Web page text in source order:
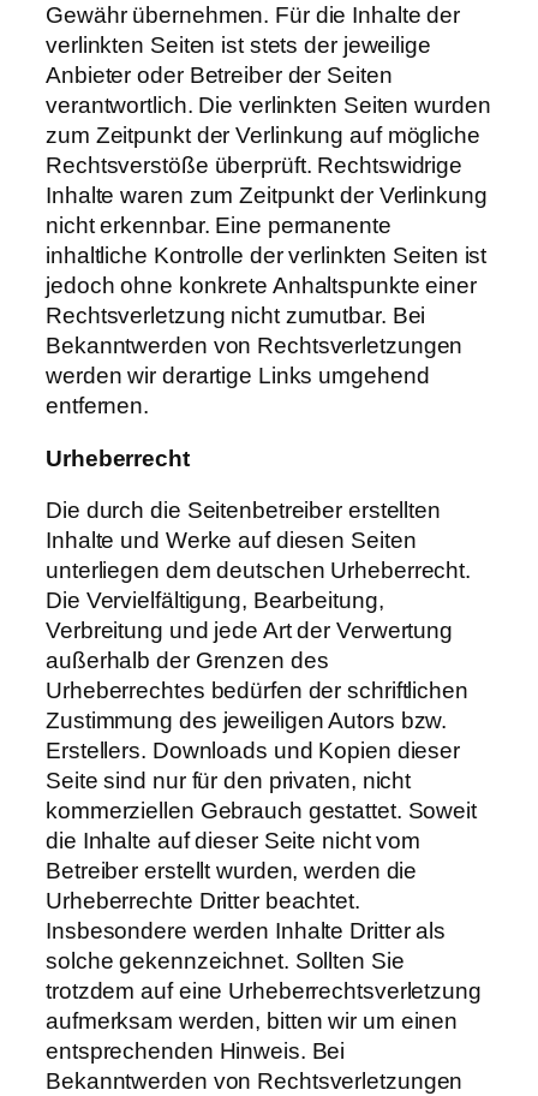
Gewähr übernehmen. Für die Inhalte der
verlinkten Seiten ist stets der jeweilige
Anbieter oder Betreiber der Seiten
verantwortlich. Die verlinkten Seiten wurden
zum Zeitpunkt der Verlinkung auf mögliche
Rechtsverstöße überprüft. Rechtswidrige
Inhalte waren zum Zeitpunkt der Verlinkung
nicht erkennbar. Eine permanente
inhaltliche Kontrolle der verlinkten Seiten ist
jedoch ohne konkrete Anhaltspunkte einer
Rechtsverletzung nicht zumutbar. Bei
Bekanntwerden von Rechtsverletzungen
werden wir derartige Links umgehend
entfernen.
Urheberrecht
Die durch die Seitenbetreiber erstellten
Inhalte und Werke auf diesen Seiten
unterliegen dem deutschen Urheberrecht.
Die Vervielfältigung, Bearbeitung,
Verbreitung und jede Art der Verwertung
außerhalb der Grenzen des
Urheberrechtes bedürfen der schriftlichen
Zustimmung des jeweiligen Autors bzw.
Erstellers. Downloads und Kopien dieser
Seite sind nur für den privaten, nicht
kommerziellen Gebrauch gestattet. Soweit
die Inhalte auf dieser Seite nicht vom
Betreiber erstellt wurden, werden die
Urheberrechte Dritter beachtet.
Insbesondere werden Inhalte Dritter als
solche gekennzeichnet. Sollten Sie
trotzdem auf eine Urheberrechtsverletzung
aufmerksam werden, bitten wir um einen
entsprechenden Hinweis. Bei
Bekanntwerden von Rechtsverletzungen